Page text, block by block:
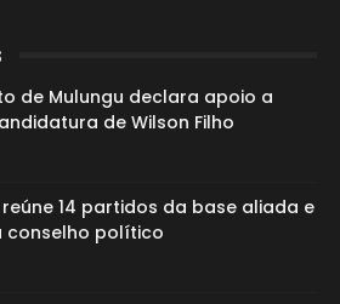
de Mulungu declara apoio a
de Wilson Filho
reúne 14 partidos da base aliada e
conselho político